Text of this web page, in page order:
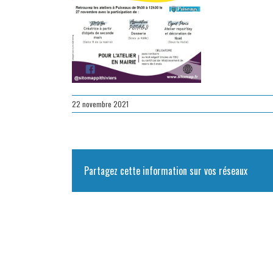
22 novembre 2021
Partagez cette information sur vos réseaux